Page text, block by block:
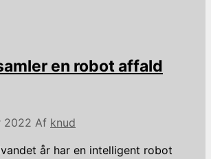
en robot affald
2022 Af knud
år har en intelligent robot